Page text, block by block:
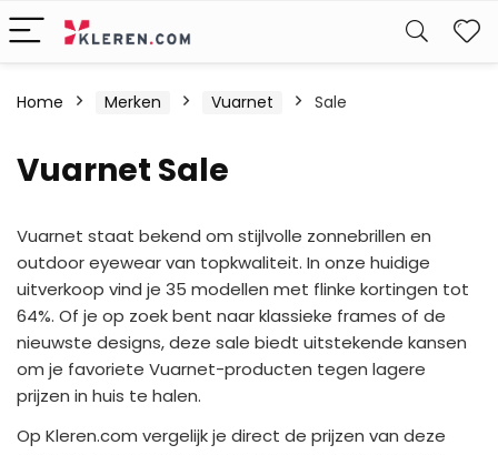
Home Merken Vuarnet Sale
Vuarnet Sale
Vuarnet staat bekend om stijlvolle zonnebrillen en
outdoor eyewear van topkwaliteit. In onze huidige
uitverkoop vind je 35 modellen met flinke kortingen tot
64%. Of je op zoek bent naar klassieke frames of de
nieuwste designs, deze sale biedt uitstekende kansen
om je favoriete Vuarnet-producten tegen lagere
prijzen in huis te halen.
Op Kleren.com vergelijk je direct de prijzen van deze